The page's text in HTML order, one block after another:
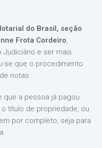
do Brasil, seção
Frota Cordeiro,
e ser mais
se que o procedimento
notas.
a pessoa já pagou
título de propriedade, ou
por completo, seja para